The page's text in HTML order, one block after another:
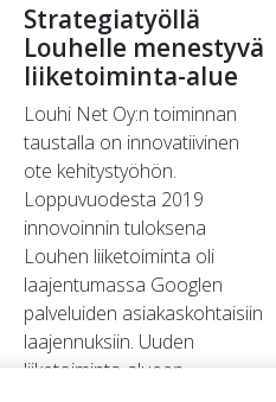
Strategiatyöllä
Louhelle menestyvä
liiketoiminta-alue
Louhi Net Oy:n toiminnan
taustalla on innovatiivinen
ote kehitystyöhön.
Loppuvuodesta 2019
innovoinnin tuloksena
Louhen liiketoiminta oli
laajentumassa Googlen
palveluiden asiakaskohtaisiin
laajennuksiin. Uuden
liiketoiminta-alueen